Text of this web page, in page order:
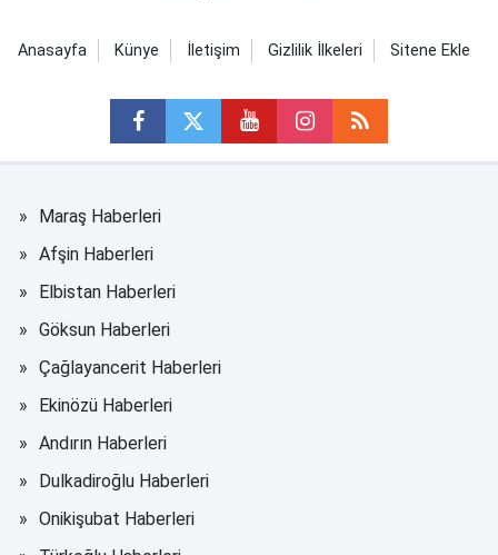
Anasayfa Künye İletişim Gizlilik İlkeleri Sitene Ekle
Maraş Haberleri
Afşin Haberleri
Elbistan Haberleri
Göksun Haberleri
Çağlayancerit Haberleri
Ekinözü Haberleri
Andırın Haberleri
Dulkadiroğlu Haberleri
Onikişubat Haberleri